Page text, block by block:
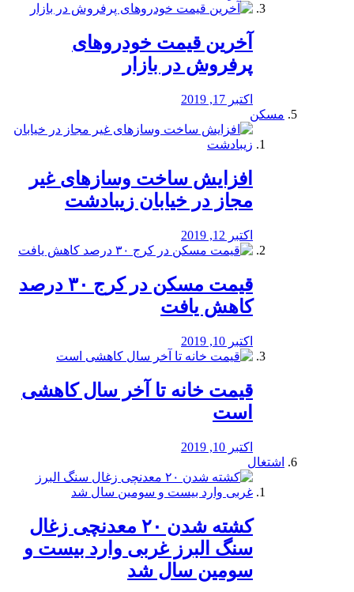
آخرین قیمت خودرو‌های
پرفروش در بازار
اکتبر 17, 2019
مسکن
افزایش ساخت وسازهای غیر
مجاز در خیابان زیبادشت
اکتبر 12, 2019
️قیمت مسکن در کرج ۳۰ درصد
کاهش یافت
اکتبر 10, 2019
قیمت خانه تا آخر سال کاهشی
است
اکتبر 10, 2019
اشتغال
کشته شدن ۲۰ معدنچی زغال
سنگ البرز غربی وارد بیست و
سومین سال شد